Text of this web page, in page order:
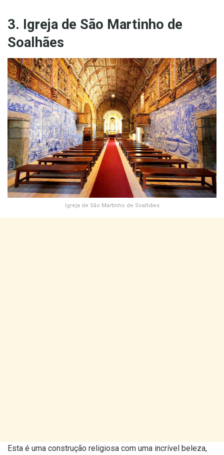
3. Igreja de São Martinho de
Soalhães
Igreja de São Martinho de Soalhães
Esta é uma construção religiosa com uma incrível beleza,